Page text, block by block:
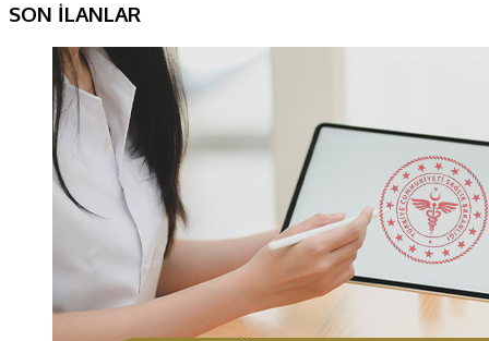
SON İLANLAR